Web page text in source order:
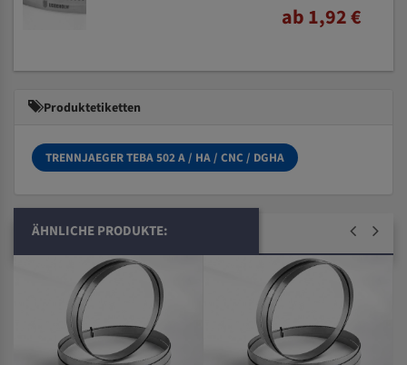
ab 1,92 €
Produktetiketten
TRENNJAEGER TEBA 502 A / HA / CNC / DGHA
ÄHNLICHE PRODUKTE: